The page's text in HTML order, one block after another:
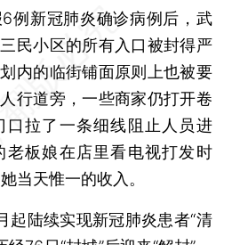
新冠肺炎确诊病例后，武
民小区的所有入口被封得严
内的临街铺面原则上也被要
行道旁，一些商家仍打开卷
口拉了一条细线阻止人员进
老板娘在店里看电视打发时
当天惟一的收入。
陆续实现新冠肺炎患者“清